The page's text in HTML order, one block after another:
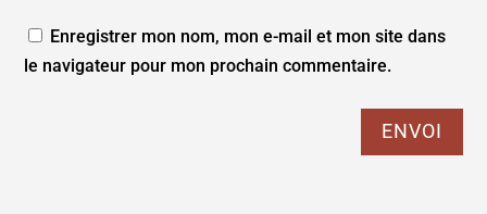
Enregistrer mon nom, mon e-mail et mon site dans
le navigateur pour mon prochain commentaire.
ENVOI